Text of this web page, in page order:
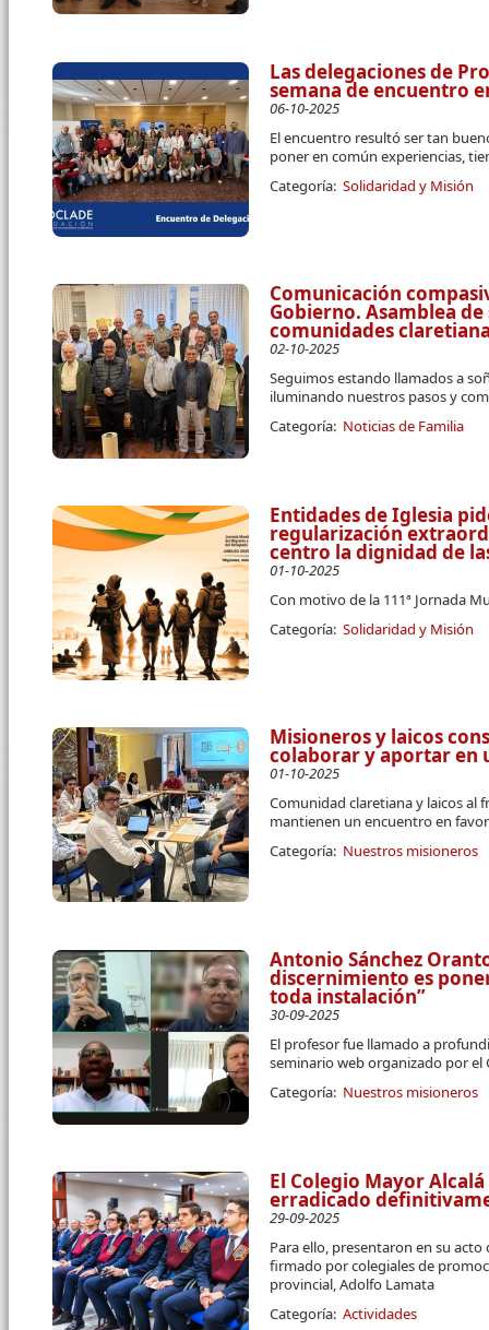
Las delegaciones de
semana de encuentro
06-10-2025
El encuentro resultó ser tan
poner en común experiencias,
Categoría: Solidaridad y Misión
Comunicación
Gobierno. Asamblea
comunidades
02-10-2025
Seguimos estando llamados a
iluminando nuestros pasos y
Categoría: Noticias de Familia
Entidades de Iglesia
regularización
centro la dignidad de
01-10-2025
Con motivo de la 111ª Jornada
Categoría: Solidaridad y Misión
Misioneros y laicos
colaborar y aportar en
01-10-2025
Comunidad claretiana y laicos al
mantienen un encuentro en
Categoría: Nuestros misioneros
Antonio Sánchez
discernimiento es
toda instalación”
30-09-2025
El profesor fue llamado a
seminario web organizado por el
Categoría: Nuestros misioneros
El Colegio Mayor
erradicado
29-09-2025
Para ello, presentaron en su
firmado por colegiales de
provincial, Adolfo Lamata
Categoría: Actividades